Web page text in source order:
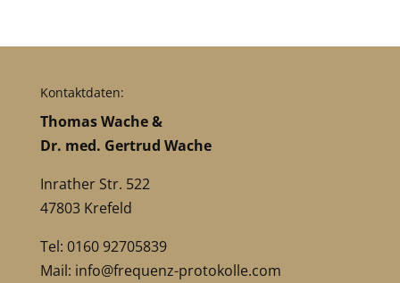
Kontaktdaten:
Thomas Wache &
Dr. med. Gertrud Wache
Inrather Str. 522
47803 Krefeld
Tel: 0160 92705839
Mail: info@frequenz-protokolle.com